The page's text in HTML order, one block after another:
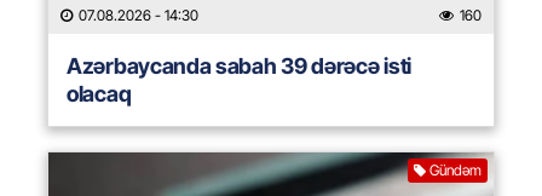
07.08.2026 - 14:30 160
Azərbaycanda sabah 39 dərəcə isti
olacaq
Gündəm